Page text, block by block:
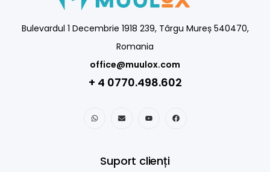
Bulevardul 1 Decembrie 1918 239, Târgu Mureș 540470,
Romania
office@muulox.com
+ 4 0770.498.602
Suport clienți